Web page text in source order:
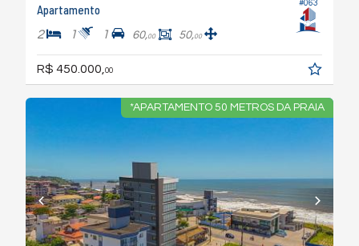
#063
Apartamento
2 1 1 60,00 50,00
R$ 450.000,00
*APARTAMENTO 50 METROS DA PRAIA